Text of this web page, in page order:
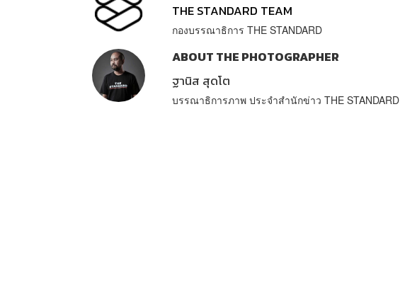
THE STANDARD TEAM
กองบรรณาธิการ THE STANDARD
ABOUT THE PHOTOGRAPHER
ฐานิส สุดโต
บรรณาธิการภาพ ประจำสำนักข่าว THE STANDARD